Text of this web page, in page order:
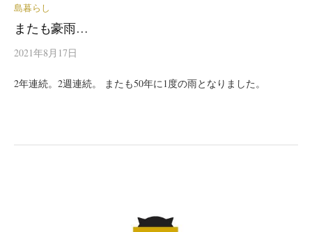
島暮らし
またも豪雨…
2021年8月17日
2年連続。2週連続。 またも50年に1度の雨となりました。